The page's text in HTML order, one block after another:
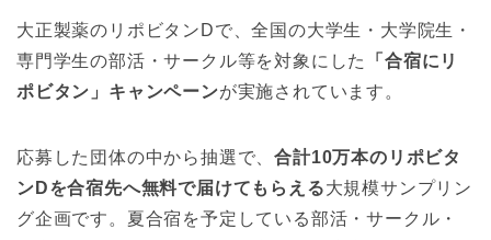
大正製薬のリポビタンDで、全国の大学生・大学院生・
専門学生の部活・サークル等を対象にした
「合宿にリ
ポビタン」キャンペーンが実施されています。
応募した団体の中から抽選で、合計10万本のリポビタ
ンDを合宿先へ無料で届けてもらえる大規模サンプリン
グ企画です。夏合宿を予定している部活・サークル・